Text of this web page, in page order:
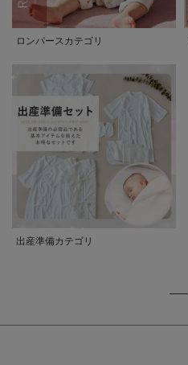
ロンパースカテゴリ
出産準備カテゴリ